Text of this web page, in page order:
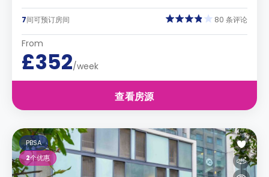
7间可预订房间 80 条评论
From
£352/week
查看房源
PBSA
2个优惠